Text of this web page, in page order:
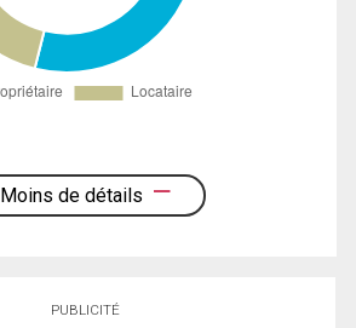
Moins de détails
PUBLICITÉ